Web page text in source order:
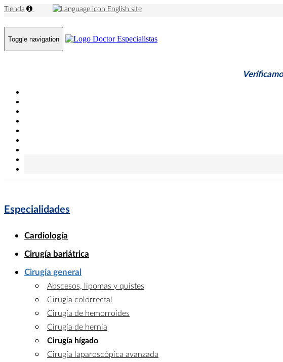
Tienda English site
Toggle navigation
Especialidades
Cardiología
Cirugía bariátrica
Cirugía general
Abscesos, lipomas y quistes
Cirugía colorrectal
Cirugía de hemorroides
Cirugía de hernia
Cirugía hígado
Cirugía laparoscópica avanzada